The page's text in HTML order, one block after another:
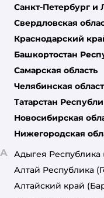
Санкт-Петербург и
Свердловская
Краснодарский
Башкортостан
Самарская область
Челябинская
Татарстан
Новосибирская
Нижегородская
А Адыгея Республика
Алтай Республика
Алтайский край